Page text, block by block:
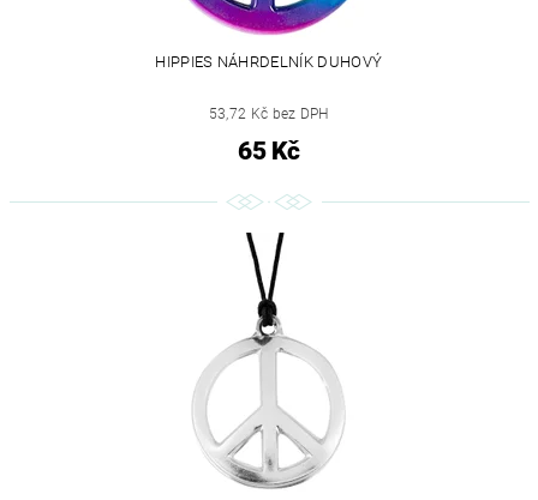
HIPPIES NÁHRDELNÍK DUHOVÝ
53,72 Kč bez DPH
65 Kč